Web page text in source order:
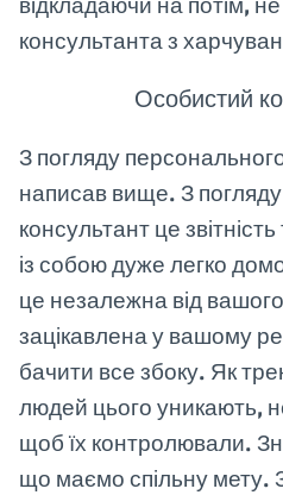
консультанта з
Особистий
З погляду
написав вище. З погляду
консультант це
із собою дуже легко
це незалежна від
зацікавлена ​​у вашому
бачити все збоку. Як
людей цього уникають,
щоб їх контролювали.
що маємо спільну мету.